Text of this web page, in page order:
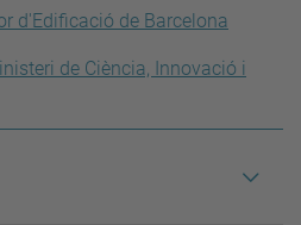
d'Edificació de Barcelona
de Ciència, Innovació i